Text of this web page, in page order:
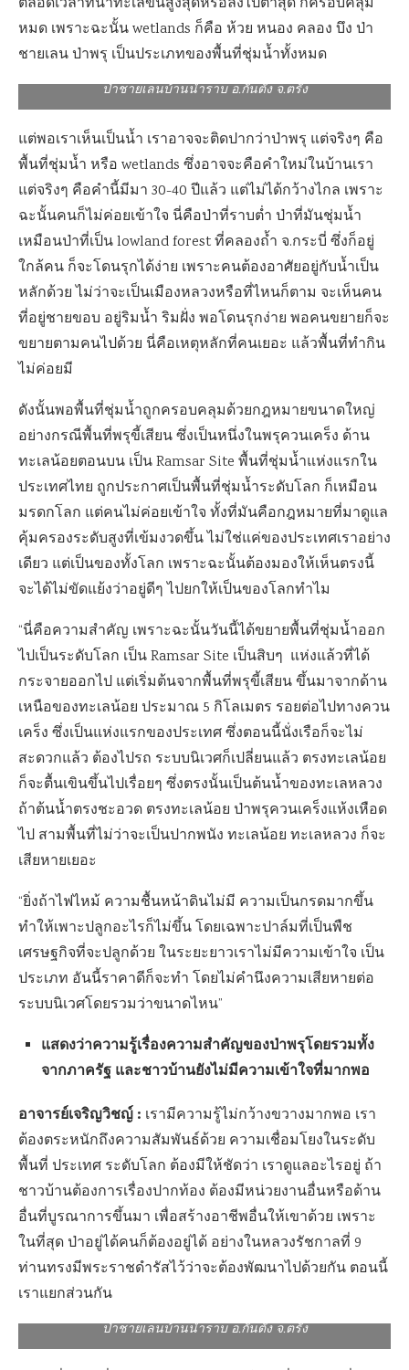
หมด เพราะฉะนั้น wetlands ก็คือ ห้วย หนอง คลอง บึง ป่า
ชายเลน ป่าพรุ เป็นประเภทของพื้นที่ชุ่มน้ำทั้งหมด
ป่าชายเลนบ้านน้ำราบ อ.กันตัง จ.ตรัง
แต่พอเราเห็นเป็นน้ำ เราอาจจะติดปากว่าป่าพรุ แต่จริงๆ คือ
พื้นที่ชุ่มน้ำ หรือ wetlands ซึ่งอาจจะคือคำใหม่ในบ้านเรา
แต่จริงๆ คือคำนี้มีมา 30-40 ปีแล้ว แต่ไม่ได้กว้างไกล เพราะ
ฉะนั้นคนก็ไม่ค่อยเข้าใจ นี่คือป่าที่ราบต่ำ ป่าที่มันชุ่มน้ำ
เหมือนป่าที่เป็น lowland forest ที่คลองถ้ำ จ.กระบี่ ซึ่งก็อยู่
ใกล้คน ก็จะโดนรุกได้ง่าย เพราะคนต้องอาศัยอยู่กับน้ำเป็น
หลักด้วย ไม่ว่าจะเป็นเมืองหลวงหรือที่ไหนก็ตาม จะเห็นคน
ที่อยู่ชายขอบ อยู่ริมน้ำ ริมฝั่ง พอโดนรุกง่าย พอคนขยายก็จะ
ขยายตามคนไปด้วย นี่คือเหตุหลักที่คนเยอะ แล้วพื้นที่ทำกิน
ไม่ค่อยมี
ดังนั้นพอพื้นที่ชุ่มน้ำถูกครอบคลุมด้วยกฎหมายขนาดใหญ่
อย่างกรณีพื้นที่พรุขี้เสียน ซึ่งเป็นหนึ่งในพรุควนเคร็ง ด้าน
ทะเลน้อยตอนบน เป็น Ramsar Site พื้นที่ชุ่มน้ำแห่งแรกใน
ประเทศไทย ถูกประกาศเป็นพื้นที่ชุ่มน้ำระดับโลก ก็เหมือน
มรดกโลก แต่คนไม่ค่อยเข้าใจ ทั้งที่มันคือกฎหมายที่มาดูแล
คุ้มครองระดับสูงที่เข้มงวดขึ้น ไม่ใช่แค่ของประเทศเราอย่าง
เดียว แต่เป็นของทั้งโลก เพราะฉะนั้นต้องมองให้เห็นตรงนี้
จะได้ไม่ขัดแย้งว่าอยู่ดีๆ ไปยกให้เป็นของโลกทำไม
“นี่คือความสำคัญ เพราะฉะนั้นวันนี้ได้ขยายพื้นที่ชุ่มน้ำออก
ไปเป็นระดับโลก เป็น Ramsar Site เป็นสิบๆ แห่งแล้วที่ได้
กระจายออกไป แต่เริ่มต้นจากพื้นที่พรุขี้เสียน ขึ้นมาจากด้าน
เหนือของทะเลน้อย ประมาณ 5 กิโลเมตร รอยต่อไปทางควน
เคร็ง ซึ่งเป็นแห่งแรกของประเทศ ซึ่งตอนนี้นั่งเรือก็จะไม่
สะดวกแล้ว ต้องไปรถ ระบบนิเวศก็เปลี่ยนแล้ว ตรงทะเลน้อย
ก็จะตื้นเขินขึ้นไปเรื่อยๆ ซึ่งตรงนั้นเป็นต้นน้ำของทะเลหลวง
ถ้าต้นน้ำตรงชะอวด ตรงทะเลน้อย ป่าพรุควนเคร็งแห้งเหือด
ไป สามพื้นที่ไม่ว่าจะเป็นปากพนัง ทะเลน้อย ทะเลหลวง ก็จะ
เสียหายเยอะ
“ยิ่งถ้าไฟไหม้ ความชื้นหน้าดินไม่มี ความเป็นกรดมากขึ้น
ทำให้เพาะปลูกอะไรก็ไม่ขึ้น โดยเฉพาะปาล์มที่เป็นพืช
เศรษฐกิจที่จะปลูกด้วย ในระยะยาวเราไม่มีความเข้าใจ เป็น
ประเภท อันนี้ราคาดีก็จะทำ โดยไม่คำนึงความเสียหายต่อ
ระบบนิเวศโดยรวมว่าขนาดไหน”
แสดงว่าความรู้เรื่องความสำคัญของป่าพรุโดยรวมทั้ง
จากภาครัฐ และชาวบ้านยังไม่มีความเข้าใจที่มากพอ
อาจารย์เจริญวิชญ์: เรามีความรู้ไม่กว้างขวางมากพอ เรา
ต้องตระหนักถึงความสัมพันธ์ด้วย ความเชื่อมโยงในระดับ
พื้นที่ ประเทศ ระดับโลก ต้องมีให้ชัดว่า เราดูแลอะไรอยู่ ถ้า
ชาวบ้านต้องการเรื่องปากท้อง ต้องมีหน่วยงานอื่นหรือด้าน
อื่นที่บูรณาการขึ้นมา เพื่อสร้างอาชีพอื่นให้เขาด้วย เพราะ
ในที่สุด ป่าอยู่ได้คนก็ต้องอยู่ได้ อย่างในหลวงรัชกาลที่ 9
ท่านทรงมีพระราชดำรัสไว้ว่าจะต้องพัฒนาไปด้วยกัน ตอนนี้
เราแยกส่วนกัน
ป่าชายเลนบ้านน้ำราบ อ.กันตัง จ.ตรัง